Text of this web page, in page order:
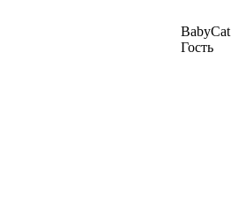
BabyCat
Гость